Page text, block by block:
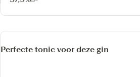
Perfecte tonic voor deze gin